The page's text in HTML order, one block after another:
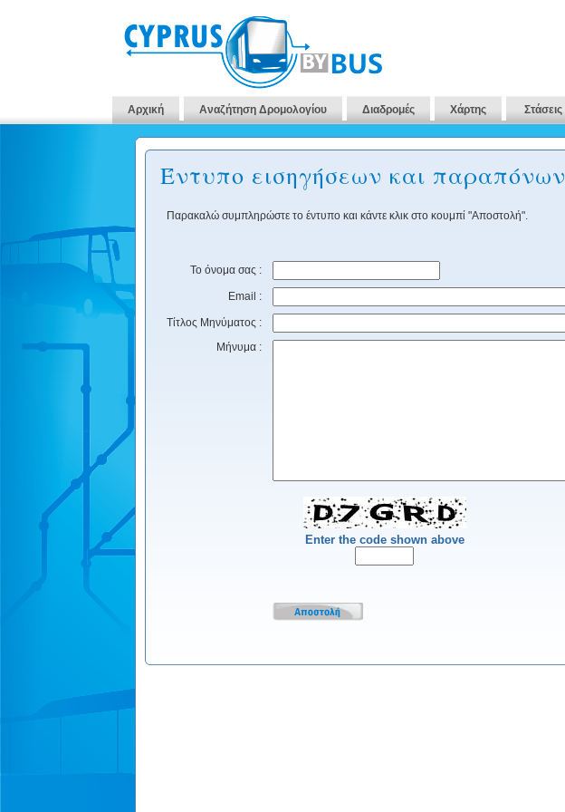
Αρχική Αναζήτηση Δρομολογίου Διαδρομές Χάρτης Στάσεις
Έντυπο εισηγήσεων και παραπόνων
Παρακαλώ συμπληρώστε το έντυπο και κάντε κλικ στο κουμπί "Αποστολή".
Το όνομα σας :
Email :
Τίτλος Μηνύματος :
Μήνυμα :
Enter the code shown above